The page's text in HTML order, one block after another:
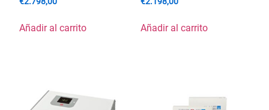
Añadir al carrito Añadir al carrito